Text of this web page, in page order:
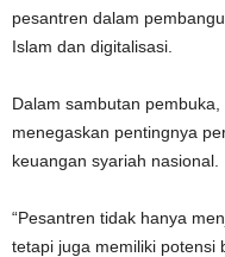
pesantren dalam
Islam dan digitalisasi.
Dalam sambutan
menegaskan pentingnya
keuangan syariah nasional.
“Pesantren tidak hanya
tetapi juga memiliki potensi